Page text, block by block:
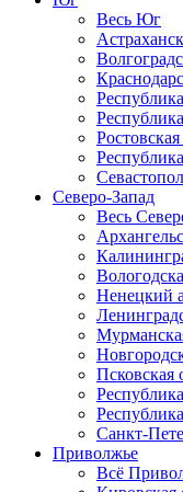
Весь Юг
Северо-Запад
Весь
Ненецкий
Псковская
Санкт-
Приволжье
Всё